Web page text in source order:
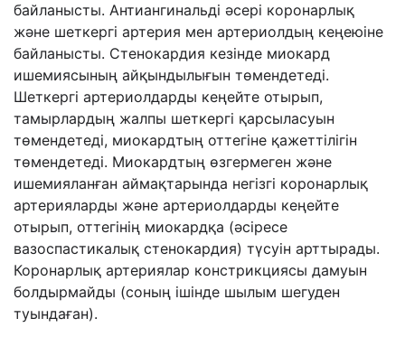
байланысты. Антиангинальді әсері коронарлық
және шеткергі артерия мен артериолдың кеңеюіне
байланысты. Стенокардия кезінде миокард
ишемиясының айқындылығын төмендетеді.
Шеткергі артериолдарды кеңейте отырып,
тамырлардың жалпы шеткергі қарсыласуын
төмендетеді, миокардтың оттегіне қажеттілігін
төмендетеді. Миокардтың өзгермеген және
ишемияланған аймақтарында негізгі коронарлық
артерияларды және артериолдарды кеңейте
отырып, оттегінің миокардқа (әсіресе
вазоспастикалық стенокардия) түсуін арттырады.
Коронарлық артериялар констрикциясы дамуын
болдырмайды (соның ішінде шылым шегуден
туындаған).